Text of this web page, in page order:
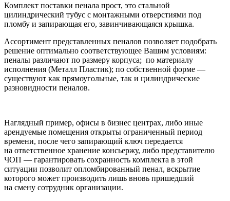
Комплект поставки пенала прост, это стальной
цилиндрический тубус с монтажными отверстиями под
пломбу и запирающая его, завинчивающаяся крышка.
Ассортимент представленных пеналов позволяет подобрать
решение оптимально соответствующее Вашим условиям:
пеналы различают по размеру корпуса; по материалу
исполнения (Металл Пластик); по собственной форме —
существуют как прямоугольные, так и цилиндрические
разновидности пеналов.
Наглядный пример, офисы в бизнес центрах, либо иные
арендуемые помещения открыты ограниченный период
времени, после чего запирающий ключ передается
на ответственное хранение консьержу, либо представителю
ЧОП — гарантировать сохранность комплекта в этой
ситуации позволит опломбированный пенал, вскрытие
которого может производить лишь вновь пришедший
на смену сотрудник организации.